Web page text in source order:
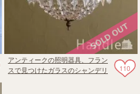
110
アンティークの照明器具、フラン
スで見つけたガラスのシャンデリ